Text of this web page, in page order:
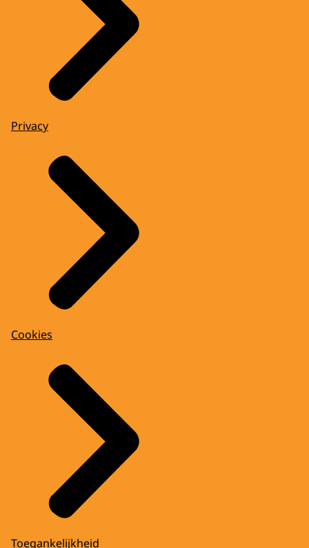
Privacy
Cookies
Toegankelijkheid